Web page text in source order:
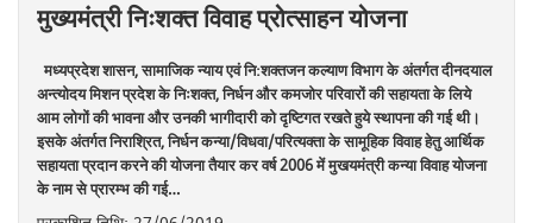
मुख्यमंत्री निःशक्त विवाह प्रोत्साहन योजना
मध्यप्रदेश शासन, सामाजिक न्याय एवं नि:शक्‍तजन कल्‍याण विभाग के अंतर्गत दीनदयाल
अन्त्योदय मिशन प्रदेश के निःशक्त, निर्धन और कमजोर परिवारों की सहायता के लिये
आम लोगों की भावना और उनकी भागीदारी को दृष्टिगत रखते हुये स्थापना की गई थी।
इसके अंतर्गत निराश्रित, निर्धन कन्या/विधवा/परित्यक्ता के सामूहिक विवाह हेतु आर्थिक
सहायता प्रदान करने की योजना तैयार कर वर्ष 2006 में मुखयमंत्री कन्‍या विवाह योजना
के नाम से प्रारम्भ की गई…